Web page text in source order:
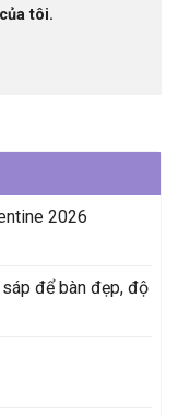
tôi.
2026
để bàn đẹp, độ